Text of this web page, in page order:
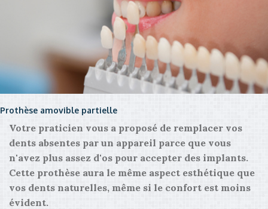
Prothèse amovible partielle
Votre praticien vous a proposé de remplacer vos
dents absentes par un appareil parce que vous
n'avez plus assez d'os pour accepter des implants.
Cette prothèse aura le même aspect esthétique que
vos dents naturelles, même si le confort est moins
évident.